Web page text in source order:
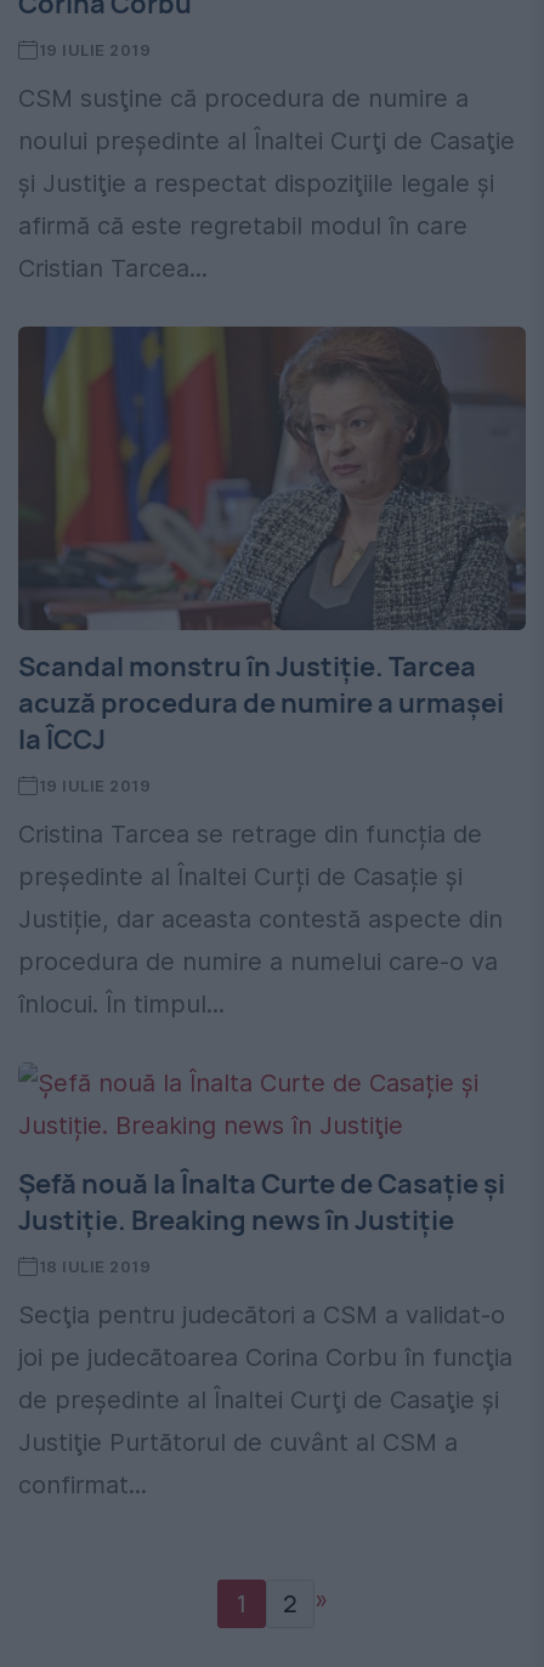
19 IULIE 2019
CSM susţine că procedura de numire a
noului preşedinte al Înaltei Curţi de Casaţie
şi Justiţie a respectat dispoziţiile legale şi
afirmă că este regretabil modul în care
Cristian Tarcea...
Scandal monstru în Justiție. Tarcea
acuză procedura de numire a urmașei
la ÎCCJ
19 IULIE 2019
Cristina Tarcea se retrage din funcția de
președinte al Înaltei Curți de Casație și
Justiție, dar aceasta contestă aspecte din
procedura de numire a numelui care-o va
înlocui. În timpul...
Șefă nouă la Înalta Curte de Casație și
Justiție. Breaking news în Justiţie
18 IULIE 2019
Secţia pentru judecători a CSM a validat-o
joi pe judecătoarea Corina Corbu în funcţia
de preşedinte al Înaltei Curţi de Casaţie şi
Justiţie Purtătorul de cuvânt al CSM a
confirmat...
1 2 »